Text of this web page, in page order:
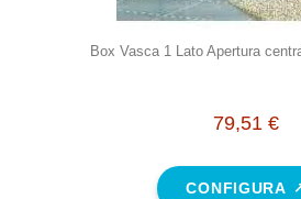
Box Vasca 1 Lato Apertura
79,51 €
CONFIGURA